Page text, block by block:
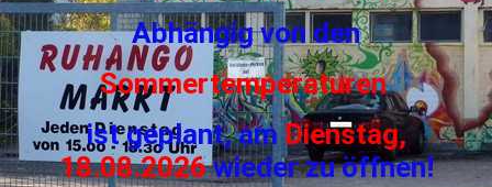
Abhängig von den
Sommertemperaturen
ist geplant, amDienstag,
18.08.2026wieder zu öffnen!